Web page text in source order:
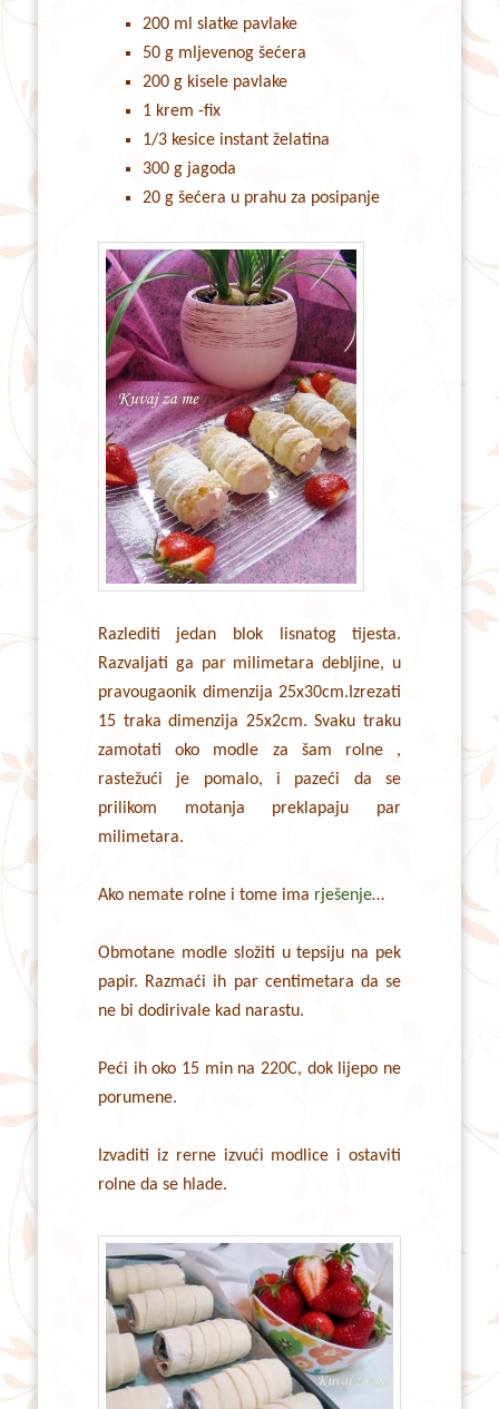
200 ml slatke pavlake
50 g mljevenog šećera
200 g kisele pavlake
1 krem -fix
1/3 kesice instant želatina
300 g jagoda
20 g šećera u prahu za posipanje
Razlediti jedan blok lisnatog tijesta.
Razvaljati ga par milimetara debljine, u
pravougaonik dimenzija 25x30cm.Izrezati
15 traka dimenzija 25x2cm. Svaku traku
zamotati oko modle za šam rolne ,
rastežući je pomalo, i pazeći da se
prilikom motanja preklapaju par
milimetara.
Ako nemate rolne i tome ima rješenje…
Obmotane modle složiti u tepsiju na pek
papir. Razmaći ih par centimetara da se
ne bi dodirivale kad narastu.
Peći ih oko 15 min na 220C, dok lijepo ne
porumene.
Izvaditi iz rerne izvući modlice i ostaviti
rolne da se hlade.